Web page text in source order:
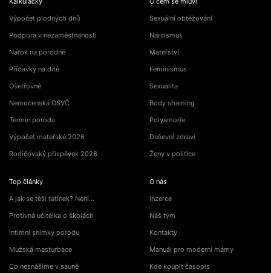
Výpočet plodných dnů
Podpora v nezaměstnanosti
Nárok na porodné
Přídavky na dítě
Ošetřovné
Nemocenská OSVČ
Termín porodu
Výpočet mateřské 2026
Rodičovský příspěvek 2026
Top články
A jak se těší tatínek? Není…
Protivná učitelka o školách
Intimní snímky porodu
Mužská masturbace
Co nesnášíme v sauně
Sexuální obtěžování
Narcismus
Mateřství
Feminismus
Sexualita
Body shaming
Polyamorie
Duševní zdraví
Ženy v politice
O nás
Inzerce
Náš tým
Kontakty
Manuál pro moderní mámy
Kde koupit časopis